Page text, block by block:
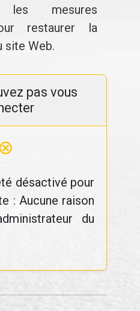
mesures
restaurer la
site Web.
pas vous
⊗
désactivé pour
: Aucune raison
du